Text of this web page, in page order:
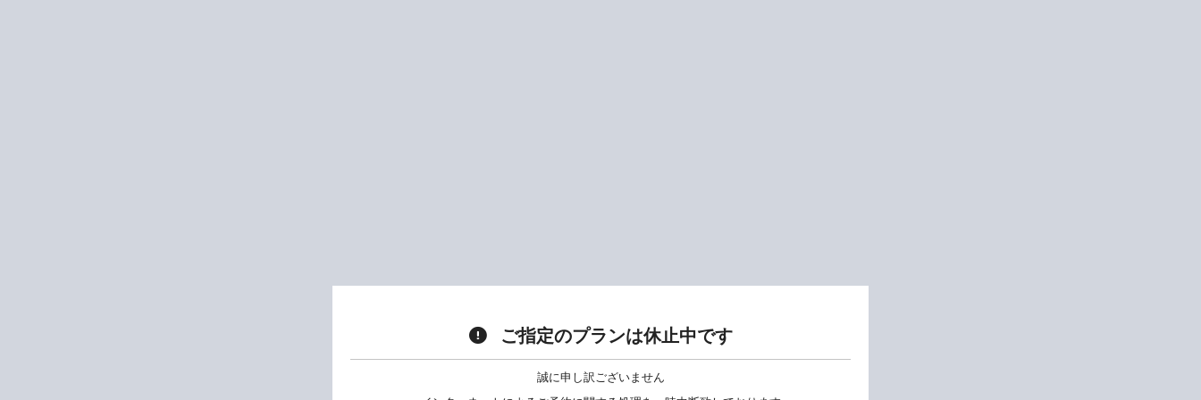
ご指定のプランは休止中です
誠に申し訳ございません